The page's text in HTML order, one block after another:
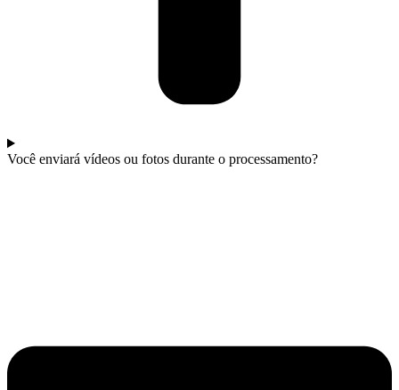
Você enviará vídeos ou fotos durante o processamento?